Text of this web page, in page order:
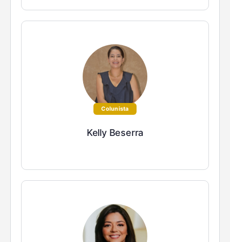
Colunista
Kelly Beserra